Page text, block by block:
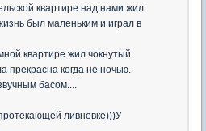
квартире над нами жил
был маленьким и играл в
квартире жил чокнутый
прекрасна когда не ночью.
басом....
ливневке)))У